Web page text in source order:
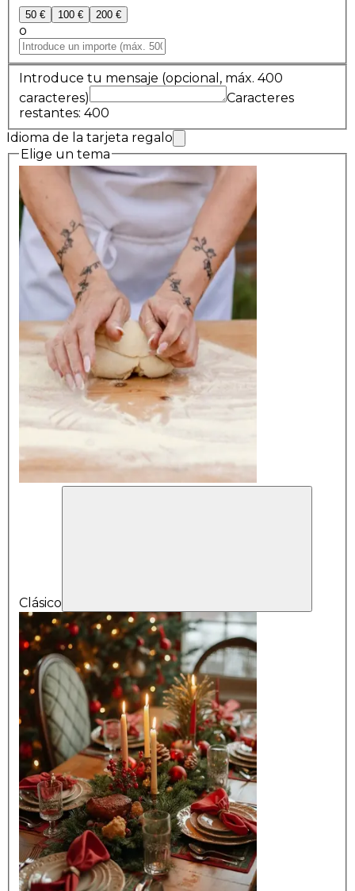
50 € 100 € 200 €
o
Introduce tu mensaje (opcional, máx. 400
caracteres)
Caracteres
restantes: 400
Idioma de la tarjeta regalo
Elige un tema
Clásico